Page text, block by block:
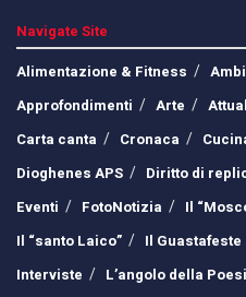
Navigate Site
Alimentazione & Fitness
Approfondimenti
Arte
Carta canta
Cronaca
Dioghenes APS
Diritto di
Eventi
FotoNotizia
Il
Il “santo Laico”
Il Guastafeste
Interviste
L’angolo della